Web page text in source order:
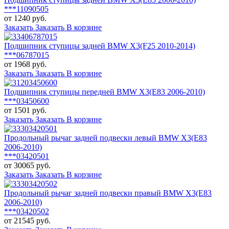
***11090505
от 1240 руб.
Заказать Заказать В корзине
Подшипник ступицы задней BMW X3(F25 2010-2014)
***06787015
от 1968 руб.
Заказать Заказать В корзине
Подшипник ступицы передней BMW X3(E83 2006-2010)
***03450600
от 1501 руб.
Заказать Заказать В корзине
Продольный рычаг задней подвески левый BMW X3(E83
2006-2010)
***03420501
от 30065 руб.
Заказать Заказать В корзине
Продольный рычаг задней подвески правый BMW X3(E83
2006-2010)
***03420502
от 21545 руб.